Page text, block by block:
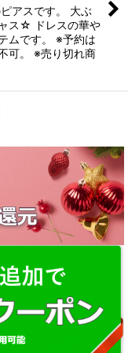
アスです。 大ぶ
ス☆ ドレスの華や
ムです。 ※予約は
可。 ※売り切れ商